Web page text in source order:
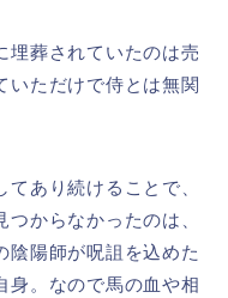
埋葬されていたのは売
いただけで侍とは無関
あり続けることで、
からなかったのは、
陰陽師が呪詛を込めた
身。なので馬の血や相